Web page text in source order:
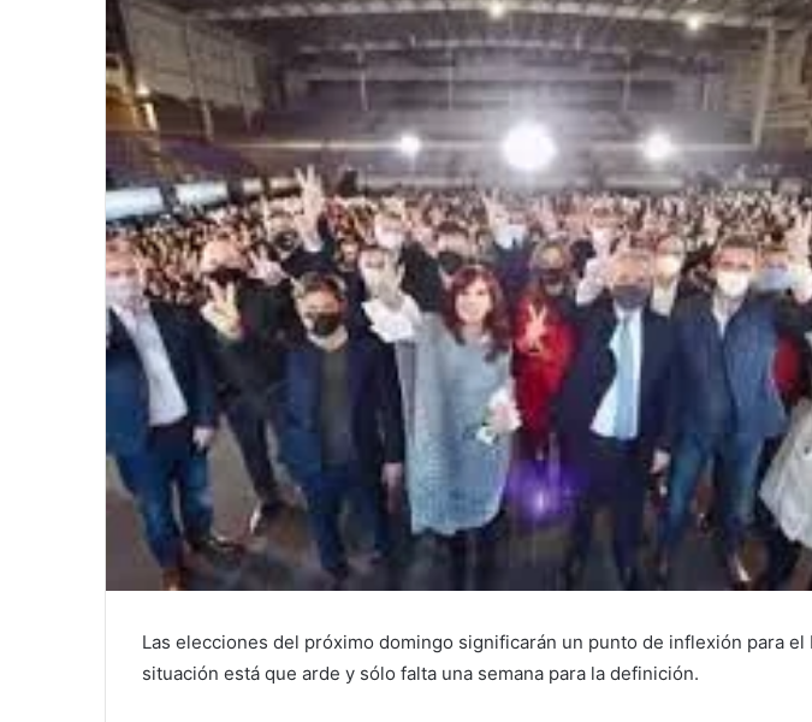
Las elecciones del próximo domingo significarán un punto de inflexión para el
situación está que arde y sólo falta una semana para la definición.